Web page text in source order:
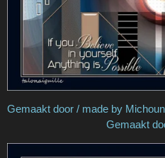
Gemaakt door /
Gemaakt door /